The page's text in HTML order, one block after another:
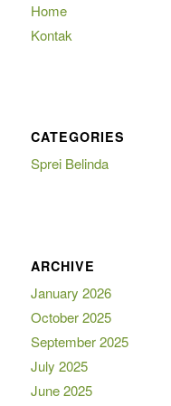
Home
Kontak
CATEGORIES
Sprei Belinda
ARCHIVE
January 2026
October 2025
September 2025
July 2025
June 2025